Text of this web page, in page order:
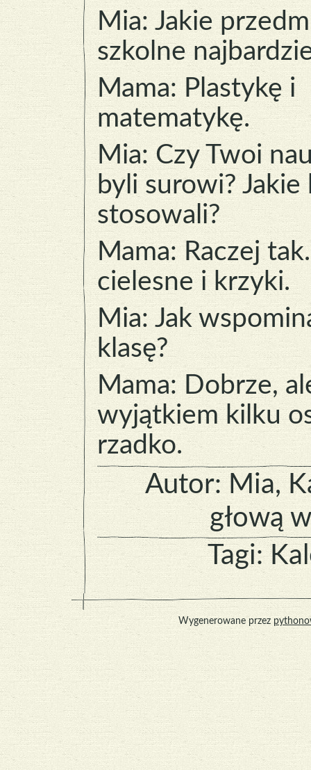
Mia: Jakie
szkolne
Mama: Plastykę i
matematykę.
Mia: Czy Twoi
byli surowi? Jakie
stosowali?
Mama: Raczej
cielesne i krzyki.
Mia: Jak
klasę?
Mama: Dobrze,
wyjątkiem kilku
rzadko.
Autor:Mia,
głową
Tagi:
Wygenerowane przez